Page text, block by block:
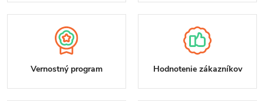
Vernostný program Hodnotenie zákazníkov